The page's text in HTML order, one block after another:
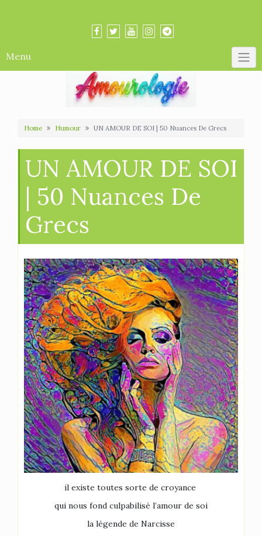
Menu
Home Humour UN AMOUR DE SOI | 50 Nuances De Grecs
UN AMOUR DE SOI
| 50 Nuances De
Grecs
il existe toutes sorte de croyance
qui nous fond culpabilisé l’amour de soi
la légende de Narcisse